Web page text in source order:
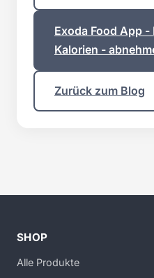
Exoda Food App
Kalorien -
Zurück zum Blog
SHOP
Alle Produkte